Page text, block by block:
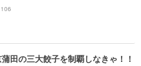
106
田の三大餃子を制覇しなきゃ！！